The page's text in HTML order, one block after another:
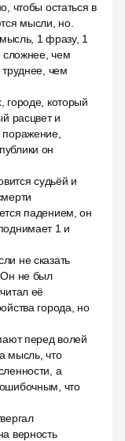
чтобы остаться в
мысли, но.
1 фразу, 1
сложнее, чем
труднее, чем
городе, который
расцвет и
он
судьёй и
падением, он
1 и
не сказать
Он не был
её
города, но
перед волей
мысль, что
а
что
верность